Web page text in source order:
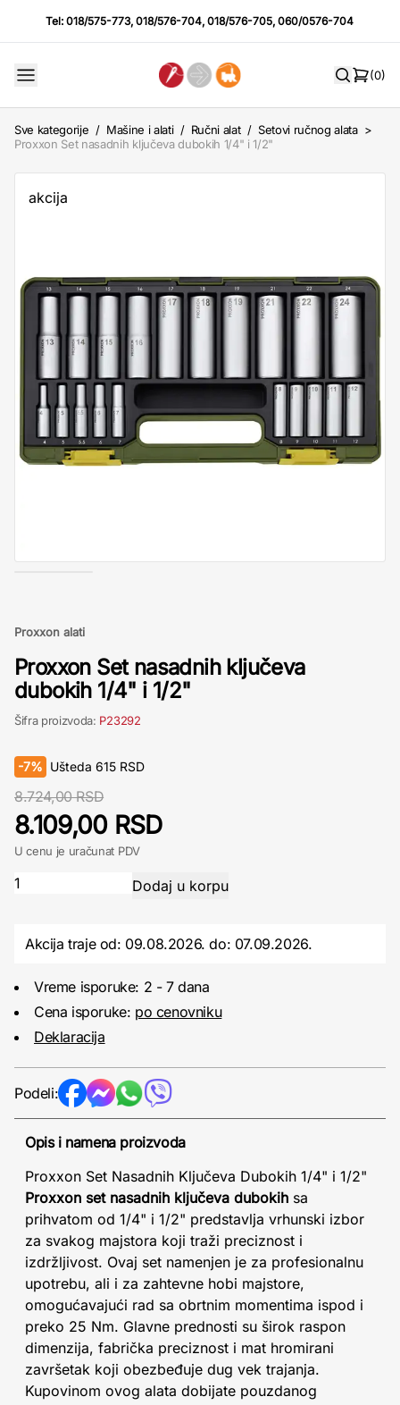
Tel:018/575-773,018/576-704,018/576-705,060/0576-704
(0)
Sve kategorije / Mašine i alati / Ručni alat / Setovi ručnog alata >
Proxxon Set nasadnih ključeva dubokih 1/4" i 1/2"
akcija
Proxxon alati
Proxxon Set nasadnih ključeva
dubokih 1/4" i 1/2"
Šifra proizvoda: P23292
-7% Ušteda 615 RSD
8.724,00 RSD
8.109,00 RSD
U cenu je uračunat PDV
Akcija traje od: 09.08.2026.do: 07.09.2026.
Vreme isporuke: 2 - 7 dana
Cena isporuke: po cenovniku
Deklaracija
Podeli:
Opis i namena proizvoda
Proxxon Set Nasadnih Ključeva Dubokih 1/4" i 1/2"
Proxxon set nasadnih ključeva dubokih sa
prihvatom od 1/4" i 1/2" predstavlja vrhunski izbor
za svakog majstora koji traži preciznost i
izdržljivost. Ovaj set namenjen je za profesionalnu
upotrebu, ali i za zahtevne hobi majstore,
omogućavajući rad sa obrtnim momentima ispod i
preko 25 Nm. Glavne prednosti su širok raspon
dimenzija, fabrička preciznost i mat hromirani
završetak koji obezbeđuje dug vek trajanja.
Kupovinom ovog alata dobijate pouzdanog